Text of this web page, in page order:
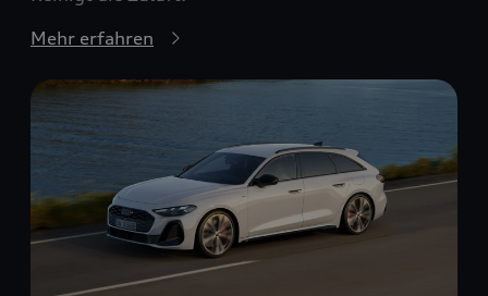
Mehr erfahren